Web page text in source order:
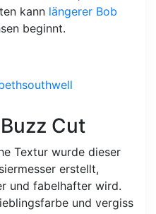
kann längerer Bob
beginnt.
Cut
Textur wurde dieser
erstellt,
und fabelhafter wird.
und vergiss